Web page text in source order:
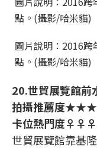
點。(攝影/哈米貓)
圖片說明：2016跨
點。(攝影/哈米貓)
20.世貿展覽館前
拍攝推薦度★★★
卡位熱門度♀♀♀
世貿展覽館靠基